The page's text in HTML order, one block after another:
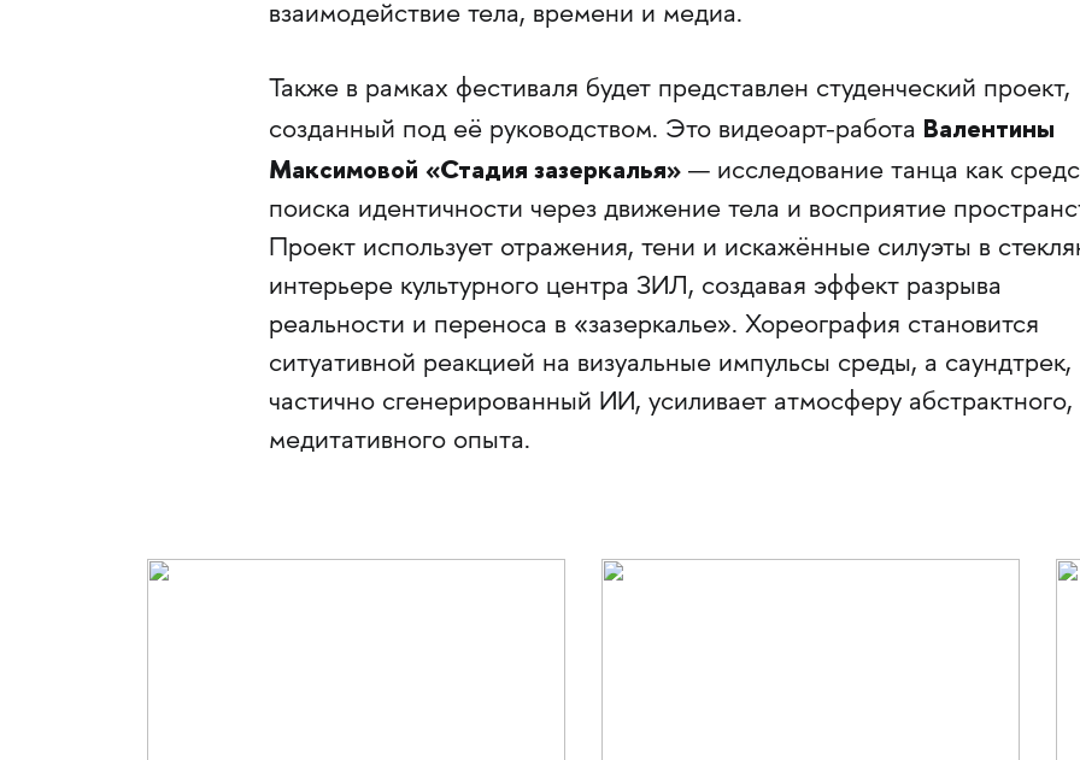
взаимодействие тела, времени и медиа.
Также в рамках фестиваля будет представлен студенческий проект,
созданный под её руководством. Это видеоарт-работа Валентины
Максимовой «Стадия зазеркалья»— исследование танца как
поиска идентичности через движение тела и восприятие
Проект использует отражения, тени и искажённые силуэты в
интерьере культурного центра ЗИЛ, создавая эффект разрыва
реальности и переноса в «зазеркалье». Хореография становится
ситуативной реакцией на визуальные импульсы среды, а саундтрек,
частично сгенерированный ИИ, усиливает атмосферу абстрактного,
медитативного опыта.